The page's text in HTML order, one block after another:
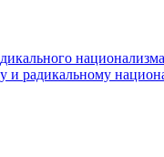
национализма
и радикальному